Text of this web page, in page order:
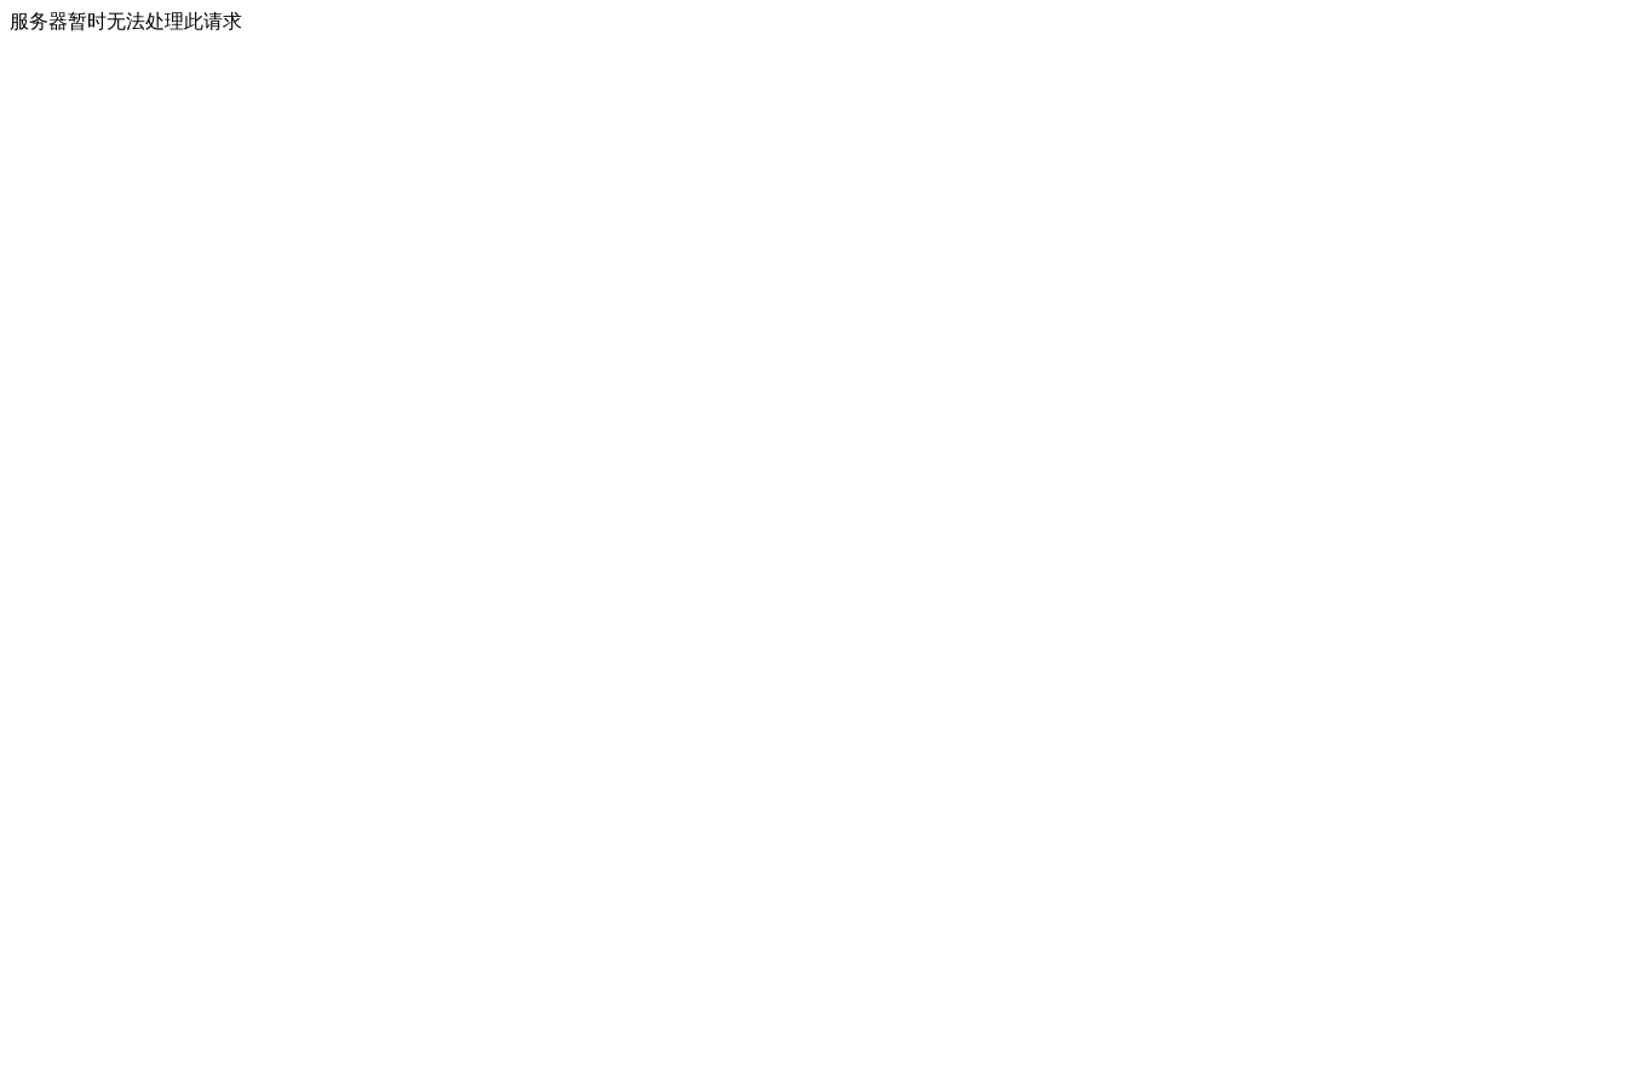
服务器暂时无法处理此请求